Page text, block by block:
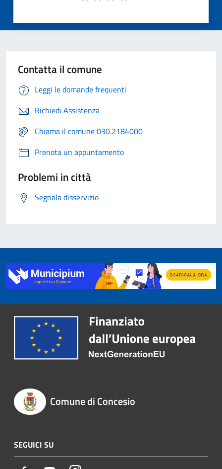
Contatta il comune
Leggi le domande frequenti
Richiedi Assistenza
Chiama il comune 030.2184000
Prenota un appuntamento
Problemi in città
Segnala disservizio
Comune di Concesio
SEGUICI SU